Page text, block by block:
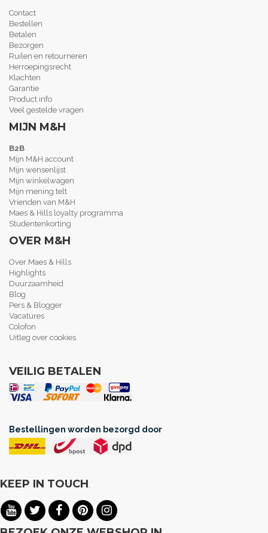
Contact
Bestellen
Betalen
Bezorgen
Ruilen en retourneren
Herroepingsrecht
Klachten
Garantie
Product info
Veel gestelde vragen
MIJN M&H
B2B
Mijn M&H account
Mijn wensenlijst
Mijn winkelwagen
Mijn mening telt
Vrienden van M&H
Maes & Hills loyalty programma
Studentenkorting
OVER M&H
Over Maes & Hills
Highlights
Duurzaamheid
Blog
Pers & Blogger
Vacatures
Colofon
Uitleg over cookies
VEILIG BETALEN
Bestellingen worden bezorgd door
KEEP IN TOUCH